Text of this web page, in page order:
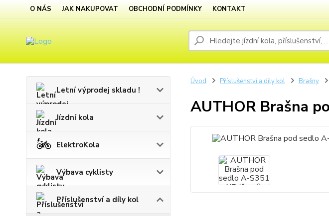
O NÁS JAK NAKUPOVAT OBCHODNÍ PODMÍNKY KONTAKT
Letní výprodej skladu !
Jízdní kola
ElektroKola
Výbava cyklisty
Příslušenství a díly kol
Úvod Příslušenství a díly kol Brašny
AUTHOR Brašna